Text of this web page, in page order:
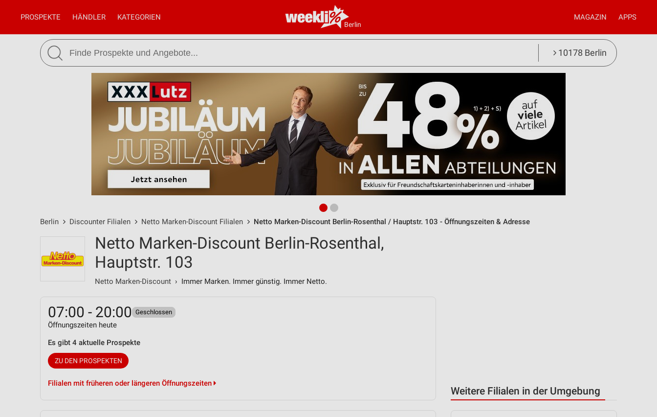
Berlin
PROSPEKTE HÄNDLER KATEGORIEN MAGAZIN APPS
10178 Berlin
Berlin Discounter Filialen Netto Marken-Discount Filialen Netto Marken-Discount Berlin-Rosenthal / Hauptstr. 103 - Öffnungszeiten & Adresse
Weitere Filialen in der Umgebung
Netto Marken-Discount Berlin-Rosenthal,
Hauptstr. 103
Netto Marken-Discount › Immer Marken. Immer günstig. Immer Netto.
07:00 - 20:00 Geschlossen
Öffnungszeiten heute
Es gibt 4 aktuelle Prospekte
ZU DEN PROSPEKTEN
Filialen mit früheren oder längeren Öffnungszeiten